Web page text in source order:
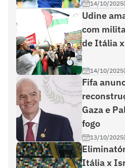
14/10/2025
Udine
com
de Itália
14/10/2025
Fifa
Gaza e
fogo
13/10/2025
Itália x